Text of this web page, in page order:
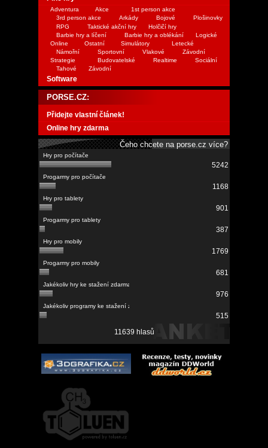
Adventura Akce
1st person akce
3rd person akce
Arkády Bojové
Plošinovky
RPG
Taktické akční hry
Holčičí hry
Barbie hry a líčení
Barbie hry a oblékání
Logické
Online
Ostatní Simulátory
Letecké
Námořní
Sportovní Vlakové
Závodní
Strategie
Budovatelské Realtime
Sociální
Tahové
Závodní
Software
PORSE.CZ:
Přidejte vlastní článek!
Online hry zdarma
Čeho chcete na porse.cz více?
5242
1168
901
387
1769
681
976
515
11639 hlasů